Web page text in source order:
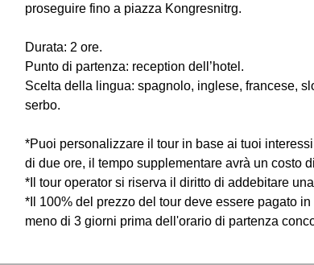
proseguire fino a piazza Kongresnitrg.
Durata: 2 ore.
Punto di partenza: reception dell’hotel.
Scelta della lingua: spagnolo, inglese, francese,
serbo.
*Puoi personalizzare il tour in base ai tuoi
di due ore, il tempo supplementare avrà un costo
*Il tour operator si riserva il diritto di addebitare
*Il 100% del prezzo del tour deve essere pagato
meno di 3 giorni prima dell'orario di partenza